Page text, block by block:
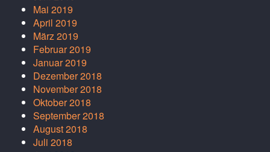
Mai 2019
April 2019
März 2019
Februar 2019
Januar 2019
Dezember 2018
November 2018
Oktober 2018
September 2018
August 2018
Juli 2018